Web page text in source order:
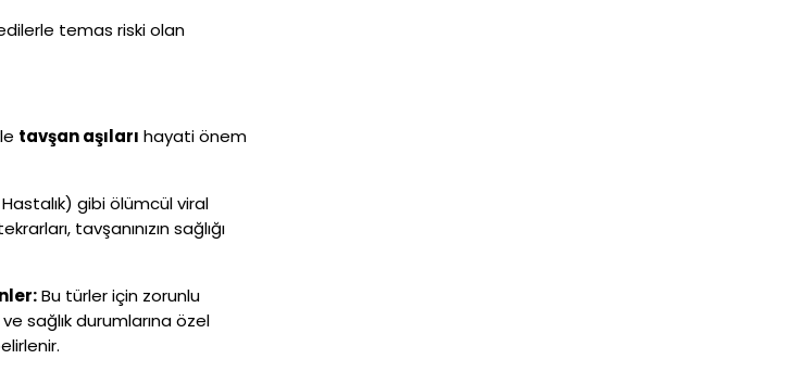
temas riski olan
tavşan aşıları hayati önem
gibi ölümcül viral
tavşanınızın sağlığı
Bu türler için zorunlu
sağlık durumlarına özel